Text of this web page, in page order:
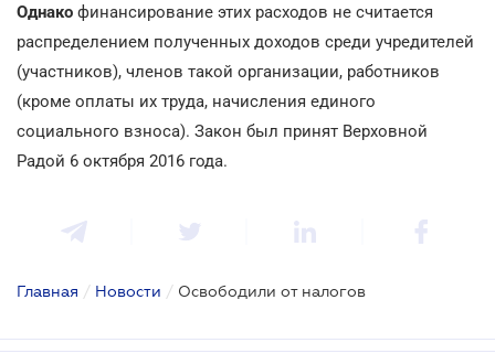
Однако финансирование этих расходов не считается
распределением полученных доходов среди учредителей
(участников), членов такой организации, работников
(кроме оплаты их труда, начисления единого
социального взноса). Закон был принят Верховной
Радой 6 октября 2016 года.
Главная / Новости / Освободили от налогов